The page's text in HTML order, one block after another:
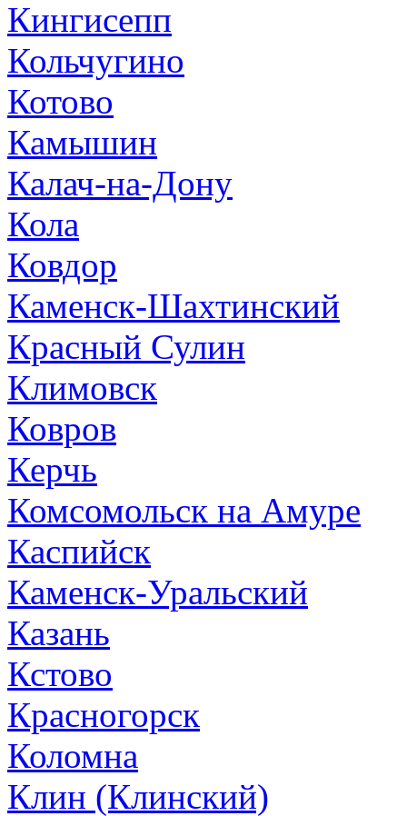
Кингисепп
Кольчугино
Котово
Камышин
Калач-на-Дону
Кола
Ковдор
Каменск-Шахтинский
Красный Сулин
Климовск
Ковров
Керчь
Комсомольск на Амуре
Каспийск
Каменск-Уральский
Казань
Кстово
Красногорск
Коломна
Клин (Клинский)